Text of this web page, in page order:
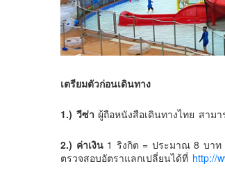
เตรียมตัวก่อนเดินทาง
1.) วีซ่า ผู้ถือหนังสือเดินทางไทย สาม
2.) ค่าเงิน1 ริงกิต = ประมาณ 8 บาท
ตรวจสอบอัตราแลกเปลี่ยนได้ที่ http://